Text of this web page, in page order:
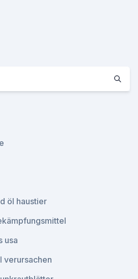
öl haustier
usa
verursachen